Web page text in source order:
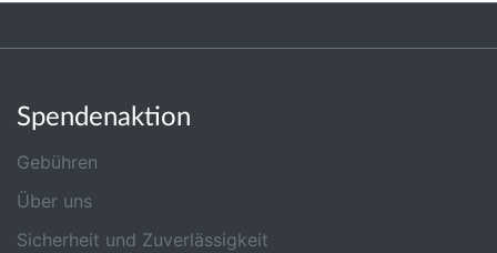
Spendenaktion
Gebühren
Über uns
Sicherheit und Zuverlässigkeit